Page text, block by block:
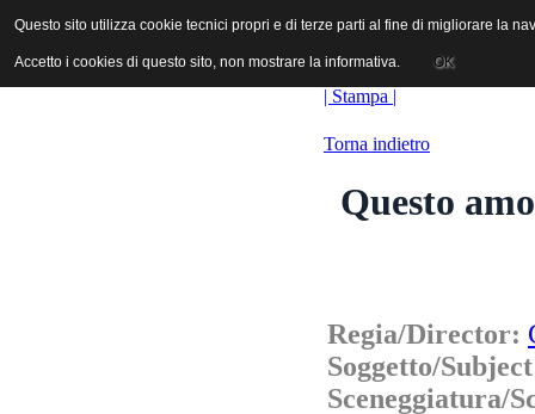
ANICA | Associazione Nazionale Industrie Cinematografiche
| Stampa |
Torna indietro
Questo
Regia/Director:
Soggetto/
Questo sito utilizza cookie tecnici propri e di terze parti al fine di migliorare la
Accetto i cookies di questo sito, non mostrare la informativa. OK
Questo sito utilizza cookie tecnici propri e di terze parti al fine di migliorare la
Accetto i cookies di questo sito, non mostrare la informativa. OK